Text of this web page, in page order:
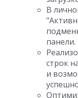
В
панели.
строк
и